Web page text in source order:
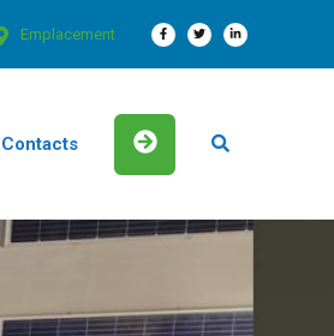
Emplacement
Contacts